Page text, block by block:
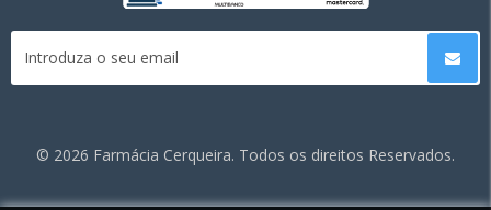
© 2026 Farmácia Cerqueira. Todos os direitos Reservados.